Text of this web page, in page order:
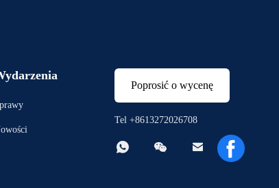
Poprosić o wycenę
Tel +8613272026708
  